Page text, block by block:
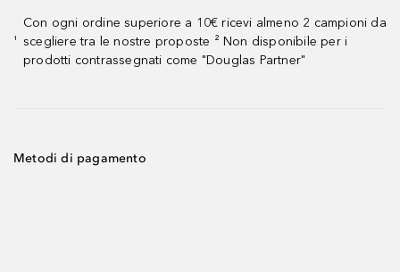
¹
Con ogni ordine superiore a 10€ ricevi almeno 2 campioni da
scegliere tra le nostre proposte ² Non disponibile per i
prodotti contrassegnati come "Douglas Partner"
Metodi di pagamento